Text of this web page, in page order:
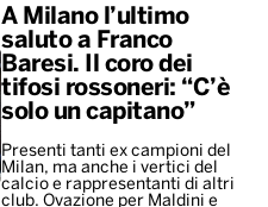
A Milano l’ultimo
saluto a Franco
Baresi. Il coro dei
tifosi rossoneri: “C’è
solo un capitano”
Presenti tanti ex campioni del
Milan, ma anche i vertici del
calcio e rappresentanti di altri
club. Ovazione per Maldini e